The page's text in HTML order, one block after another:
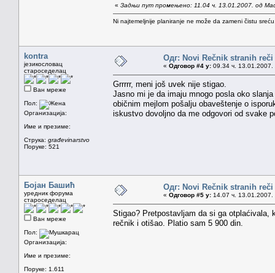
« Задњи пут промењено: 11.04 ч. 13.01.2007. од
Ni najtemeljnije planiranje ne može da zameni čistu
kontra
језикословац
староседелац
Ван мреже
Пол:
Организација:
Име и презиме:
Струка: građevinarstvo
Поруке: 521
Одг: Novi Rečnik stranih reči
« Одговор #4 у: 09.34 ч. 13.01.2007.
Grrrrr, meni još uvek nije stigao.
Jasno mi je da imaju mnogo posla oko
običnim mejlom pošalju obaveštenje o
iskustvo dovoljno da me odgovori od svake
Бојан Башић
уредник форума
староседелац
Ван мреже
Пол:
Организација:
Име и презиме:
Поруке: 1.611
Одг: Novi Rečnik stranih reči
« Одговор #5 у: 14.07 ч. 13.01.2007.
Stigao? Pretpostavljam da si ga otplaćivala,
rečnik i otišao. Platio sam 5 900 din.